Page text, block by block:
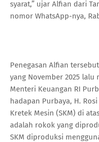
syarat,” ujar Alfian dari
nomor WhatsApp-nya,
Penegasan Alfian
yang November 2025
Menteri Keuangan RI
hadapan Purbaya, H.
Kretek Mesin (SKM) di
adalah rokok yang
SKM diproduksi